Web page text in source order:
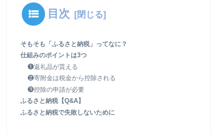
目次
そもそも「ふるさと納税」ってなに？
仕組みのポイントは3つ
❶返礼品が貰える
❷寄附金は税金から控除される
❸控除の申請が必要
ふるさと納税【Q&A】
ふるさと納税で失敗しないために